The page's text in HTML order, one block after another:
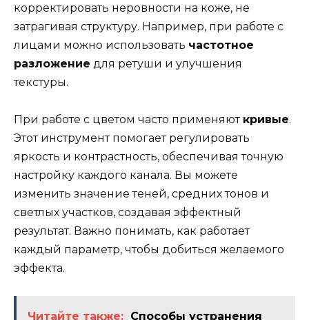
корректировать неровности на коже, не
затрагивая структуру. Например, при работе с
лицами можно использовать частотное
разложение для ретуши и улучшения
текстуры.
При работе с цветом часто применяют кривые.
Этот инструмент помогает регулировать
яркость и контрастность, обеспечивая точную
настройку каждого канала. Вы можете
изменить значение теней, средних тонов и
светлых участков, создавая эффектный
результат. Важно понимать, как работает
каждый параметр, чтобы добиться желаемого
эффекта.
Читайте также: Способы устранения